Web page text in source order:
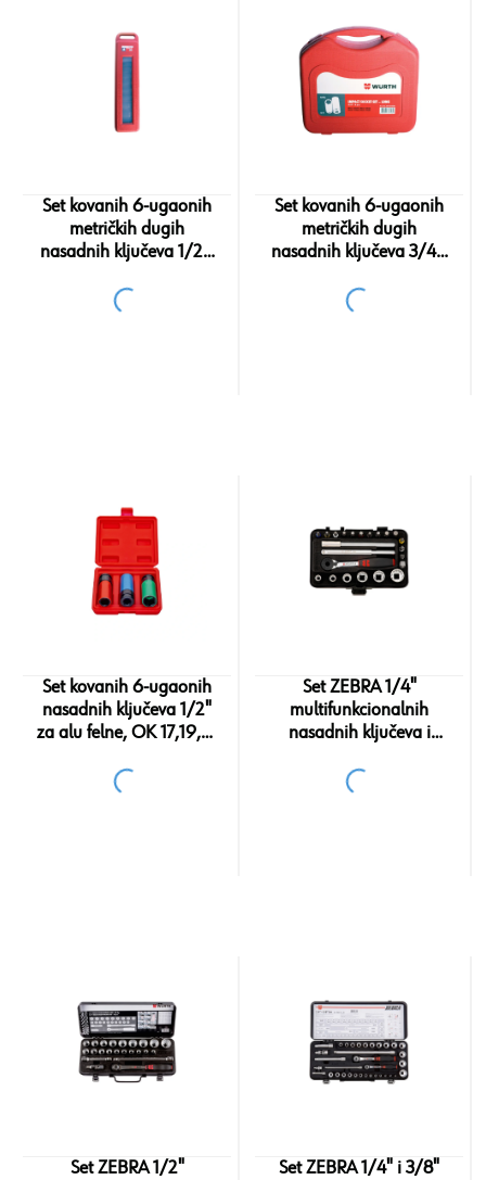
Set kovanih 6-ugaonih
metričkih dugih
nasadnih ključeva 1/2",
Set kovanih 6-ugaonih
metričkih dugih
nasadnih ključeva 3/4",
Set kovanih 6-ugaonih
nasadnih ključeva 1/2"
za alu felne, OK 17,19,21
Set ZEBRA 1/4"
multifunkcionalnih
nasadnih ključeva i
komada
Set ZEBRA 1/2"
Set ZEBRA 1/4" i 3/8"